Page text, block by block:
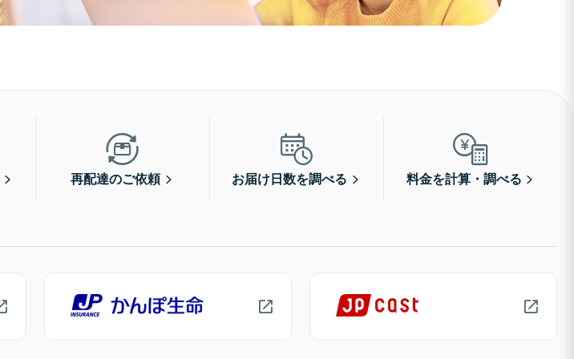
再配達のご依頼 お届け日数を調べる 料金を計算・調べる